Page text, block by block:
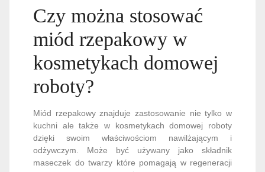
Czy można stosować
miód rzepakowy w
kosmetykach domowej
roboty?
Miód rzepakowy znajduje zastosowanie nie tylko w
kuchni ale także w kosmetykach domowej roboty
dzięki swoim właściwościom nawilżającym i
odżywczym. Może być używany jako składnik
maseczek do twarzy które pomagają w regeneracji